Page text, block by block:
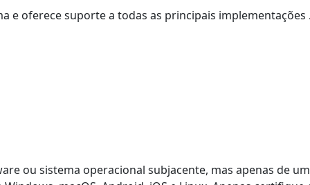
oferece suporte a todas as principais implementações
ou sistema operacional subjacente, mas apenas de